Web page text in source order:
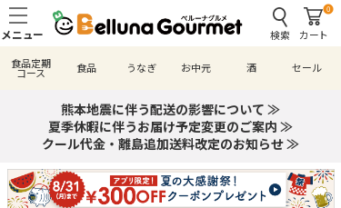
検索
0
カート
食品定期
コース 食品 うなぎ お中元 酒 セール
熊本地震に伴う配送の影響について ≫
夏季休暇に伴うお届け予定変更のご案内 ≫
クール代金・離島追加送料改定のお知らせ ≫